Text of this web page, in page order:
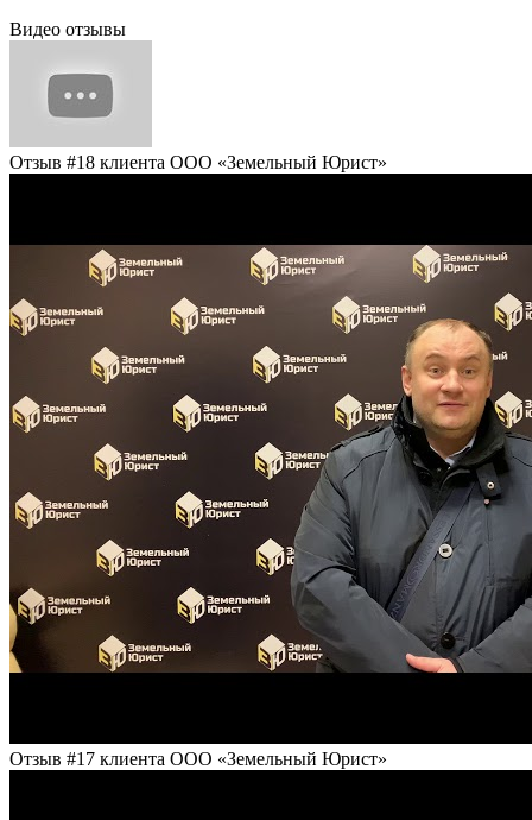
Видео отзывы
Отзыв #18 клиента ООО «Земельный Юрист»
Отзыв #17 клиента ООО «Земельный Юрист»